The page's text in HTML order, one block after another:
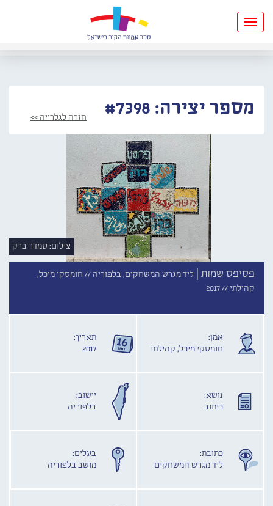
Toggle
navigation
מספר יצירה: #7398 חזרה לגלרייה >>
צילום: סמדר ברק
פסיפס שמות | ליד מגרש המשחקים, בלפוריה // חומסקי מיכל,
קהילתי //2017
אמן:
חומסקי מיכל, קהילתי
תאריך:
2017
נושא:
כיתוב
יישוב:
בלפוריה
כתובת:
ליד מגרש המשחקים
בעלים:
מושב בלפוריה